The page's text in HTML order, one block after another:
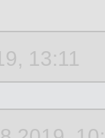
13:11